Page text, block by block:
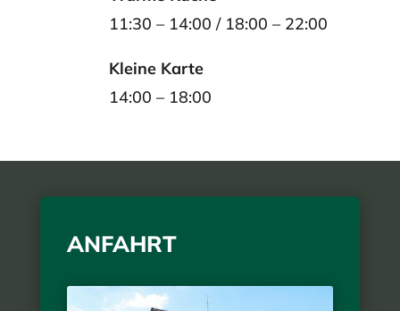
11:30 – 14:00 / 18:00 – 22:00
Kleine Karte
14:00 – 18:00
ANFAHRT